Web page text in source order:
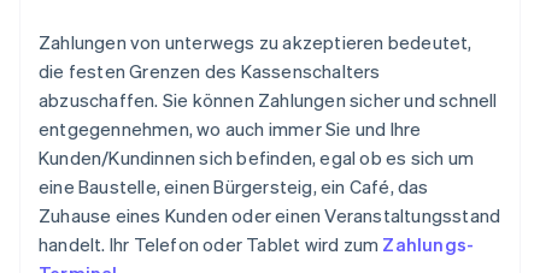
Zahlungen von unterwegs zu akzeptieren bedeutet,
die festen Grenzen des Kassenschalters
abzuschaffen. Sie können Zahlungen sicher und schnell
entgegennehmen, wo auch immer Sie und Ihre
Kunden/Kundinnen sich befinden, egal ob es sich um
eine Baustelle, einen Bürgersteig, ein Café, das
Zuhause eines Kunden oder einen Veranstaltungsstand
handelt. Ihr Telefon oder Tablet wird zum Zahlungs-